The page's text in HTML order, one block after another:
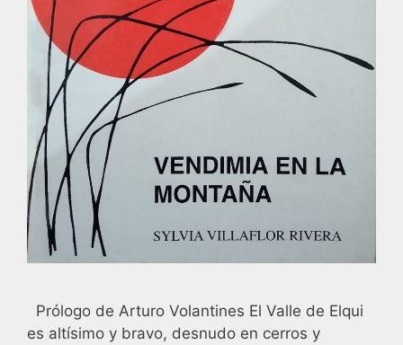
Prólogo de Arturo Volantines El Valle de Elqui
es altísimo y bravo, desnudo en cerros y